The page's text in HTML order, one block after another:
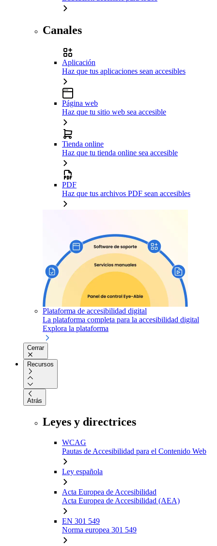
Canales
Aplicación
Haz que tus aplicaciones sean accesibles
Página web
Haz que tu sitio web sea accesible
Tienda online
Haz que tu tienda online sea accesible
PDF
Haz que tus archivos PDF sean accesibles
Plataforma de accesibilidad digital
La plataforma completa para la accesibilidad digital
Explora la plataforma
Cerrar
Recursos
Atrás
Leyes y directrices
WCAG
Pautas de Accesibilidad para el Contenido Web
Ley española
Acta Europea de Accesibilidad
Acta Europea de Accesibilidad (AEA)
EN 301 549
Norma europea 301 549